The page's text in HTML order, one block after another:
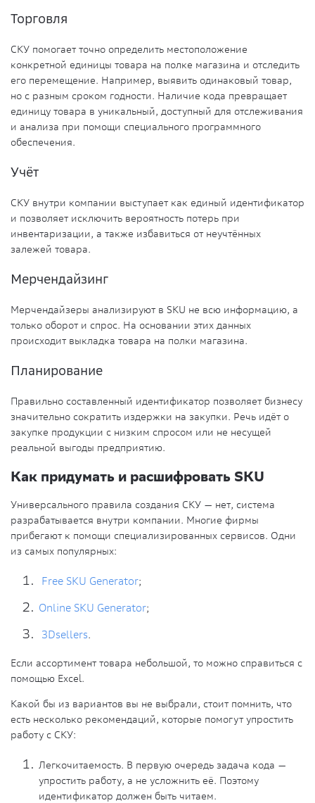
Торговля
СКУ помогает точно определить местоположение
конкретной единицы товара на полке магазина и отследить
его перемещение. Например, выявить одинаковый товар,
но с разным сроком годности. Наличие кода превращает
единицу товара в уникальный, доступный для отслеживания
и анализа при помощи специального программного
обеспечения.
Учёт
СКУ внутри компании выступает как единый идентификатор
и позволяет исключить вероятность потерь при
инвентаризации, а также избавиться от неучтённых
залежей товара.
Мерчендайзинг
Мерчендайзеры анализируют в SKU не всю информацию, а
только оборот и спрос. На основании этих данных
происходит выкладка товара на полки магазина.
Планирование
Правильно составленный идентификатор позволяет бизнесу
значительно сократить издержки на закупки. Речь идёт о
закупке продукции с низким спросом или не несущей
реальной выгоды предприятию.
Как придумать и расшифровать SKU
Универсального правила создания СКУ — нет, система
разрабатывается внутри компании. Многие фирмы
прибегают к помощи специализированных сервисов. Одни
из самых популярных:
Free SKU Generator;
Online SKU Generator;
3Dsellers.
Если ассортимент товара небольшой, то можно справиться с
помощью Excel.
Какой бы из вариантов вы не выбрали, стоит помнить, что
есть несколько рекомендаций, которые помогут упростить
работу с СКУ:
Легкочитаемость. В первую очередь задача кода —
упростить работу, а не усложнить её. Поэтому
идентификатор должен быть читаем.